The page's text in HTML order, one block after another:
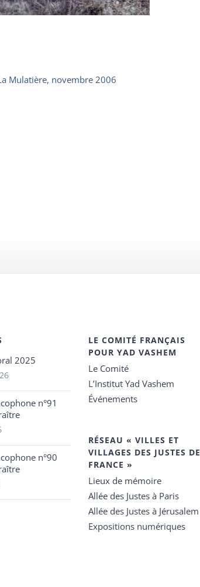
Mulatière, novembre 2006
2025
n°91
n°90
LE COMITÉ FRANÇAIS
POUR YAD VASHEM
Le Comité
L’Institut Yad Vashem
Événements
RÉSEAU « VILLES ET
VILLAGES DES JUSTES DE
FRANCE »
Lieux de mémoire
Allée des Justes à Paris
Allée des Justes à Jérusalem
Expositions numériques